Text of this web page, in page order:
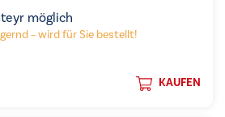
möglich
– wird für Sie bestellt!
KAUFEN